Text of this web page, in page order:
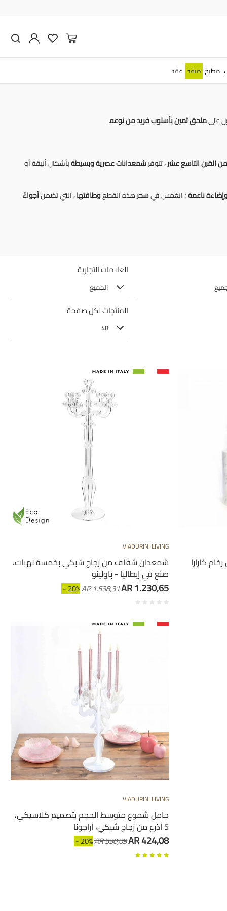
مطبخ مَنفَذ عقد
والحديد - صنع في إيطاليا
علىملحق ثمينبأسلوب فريد من نوعه.
القرن التاسع عشر، تتوفرشمعدانات عصرية وبسيطةبأشكال أنيقة أو
ناعمة؛ انغمس فيسحرهذه القطعوطاقتها، التي تضمنأجواءً
العلامات التجارية
الجميع
المنتجات لكل صفحة
48
VIADURINI LIVING
شمعدان شفاف من زجاج شبكي بخمسة لهبات،
صنع في إيطاليا - باولينو
- 20%AR 1.538,31AR 1.230,65
رخام كارارا
VIADURINI LIVING
حامل شموع متوسط الحجم بتصميم كلاسيكي،
5 أذرع من زجاج شبكي، أراجونا
- 20%AR 530,09AR 424,08